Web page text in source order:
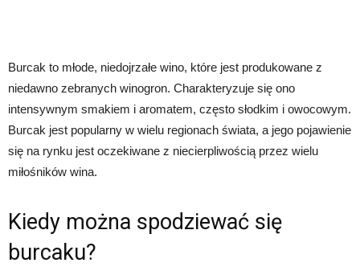
Burcak to młode, niedojrzałe wino, które jest produkowane z
niedawno zebranych winogron. Charakteryzuje się ono
intensywnym smakiem i aromatem, często słodkim i owocowym.
Burcak jest popularny w wielu regionach świata, a jego pojawienie
się na rynku jest oczekiwane z niecierpliwością przez wielu
miłośników wina.
Kiedy można spodziewać się
burcaku?